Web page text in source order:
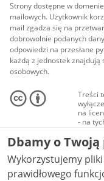
Strony dostępne w
mailowych. Użytkownik
mail zgadza się na
dobrowolnie podanych
odpowiedzi na przesłane
każdą z jednostek
osobowych.
Treści
na
- na
audio i
NC-ND
Dbamy o
Wykorzystujemy
prawidłowego